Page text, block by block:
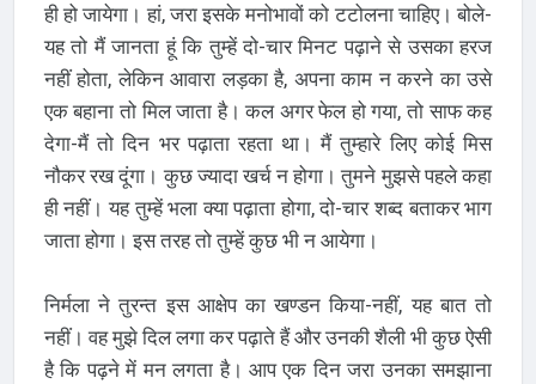
ही हो जायेगा। हां, जरा इसके मनोभावों को टटोलना चाहिए। बोले-
यह तो मैं जानता हूं कि तुम्हें दो-चार मिनट पढ़ाने से उसका हरज
नहीं होता, लेकिन आवारा लड़का है, अपना काम न करने का उसे
एक बहाना तो मिल जाता है। कल अगर फेल हो गया, तो साफ कह
देगा-मैं तो दिन भर पढ़ाता रहता था। मैं तुम्हारे लिए कोई मिस
नौकर रख दूंगा। कुछ ज्यादा खर्च न होगा। तुमने मुझसे पहले कहा
ही नहीं। यह तुम्हें भला क्या पढ़ाता होगा, दो-चार शब्द बताकर भाग
जाता होगा। इस तरह तो तुम्हें कुछ भी न आयेगा।
निर्मला ने तुरन्त इस आक्षेप का खण्डन किया-नहीं, यह बात तो
नहीं। वह मुझे दिल लगा कर पढ़ाते हैं और उनकी शैली भी कुछ ऐसी
है कि पढ़ने में मन लगता है। आप एक दिन जरा उनका समझाना